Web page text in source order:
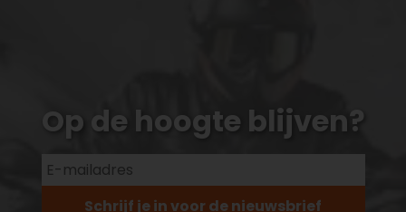
Op de hoogte blijven?
Schrijf je in voor de nieuwsbrief